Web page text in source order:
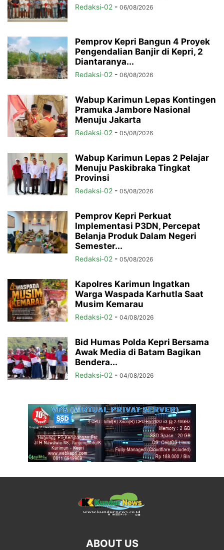
Redaksi-02 - 06/08/2026
Pemprov Kepri Bangun 4 Proyek
Pengendalian Banjir di Kepri, 2
Diantaranya...
Redaksi-02 - 06/08/2026
Wabup Karimun Lepas Kontingen
Pramuka Jambore Nasional
Menuju Jakarta
Redaksi-02 - 05/08/2026
Wabup Karimun Lepas 2 Pelajar
Menuju Paskibraka Tingkat
Provinsi
Redaksi-02 - 05/08/2026
Pemprov Kepri Perkuat
Implementasi P3DN, Percepat
Belanja Produk Dalam Negeri
Semester...
Redaksi-02 - 05/08/2026
Kapolres Karimun Ingatkan
Warga Waspada Karhutla Saat
Musim Kemarau
Redaksi-02 - 04/08/2026
Bid Humas Polda Kepri Bersama
Awak Media di Batam Bagikan
Bendera...
Redaksi-02 - 04/08/2026
ABOUT US